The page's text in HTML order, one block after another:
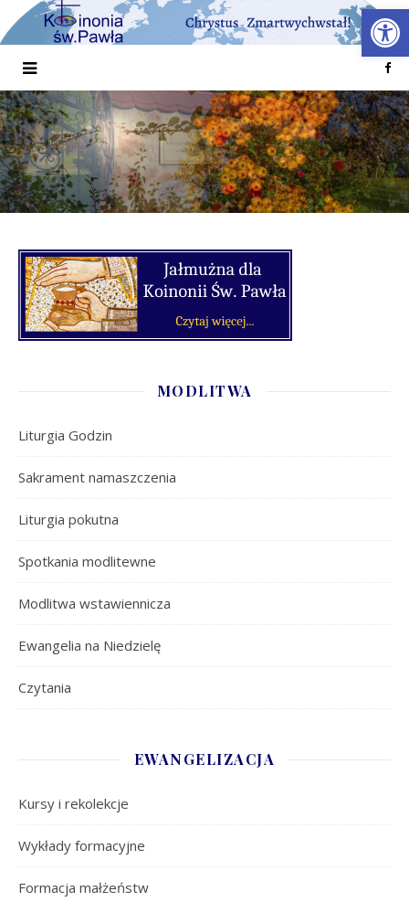
MODLITWA
Liturgia Godzin
Sakrament namaszczenia
Liturgia pokutna
Spotkania modlitewne
Modlitwa wstawiennicza
Ewangelia na Niedzielę
Czytania
EWANGELIZACJA
Kursy i rekolekcje
Wykłady formacyjne
Formacja małżeństw